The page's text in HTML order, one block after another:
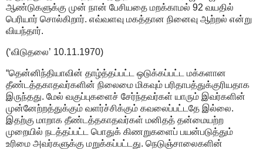
ஆண்டுகளுக்கு முன் நான் பேசியதை மறக்காமல் 92 வயதில்
பெரியார் சொல்கிறார். எவ்வளவு மகத்தான நினைவு ஆற்றல் என்று
வியந்தார்.
(‘விடுதலை’ 10.11.1970)
“தென்னிந்தியாவின் தாழ்த்தப்பட்ட ஒடுக்கப்பட்ட மக்களான
தீண்டத்தகாதவர்களின் நிலைமை மிகவும் பரிதாபத்துக்குரியதாக
இருந்தது. மேல் வகுப்புகளைச் சேர்ந்தவர்கள் யாரும் இவர்களின்
முன்னேற்றத்துக்கும் வளர்ச்சிக்கும் கவலைப்பட்டதே இல்லை.
இதற்கு மாறாக தீண்டத்தகாதவர்கள் மனிதத் தன்மையற்ற
முறையில் நடத்தப்பட்ட பொதுக் கிணறுகளைப் பயன்படுத்தும்
உரிமை அவர்களுக்கு மறுக்கப்பட்டது. நெடுஞ்சாலைகளின்